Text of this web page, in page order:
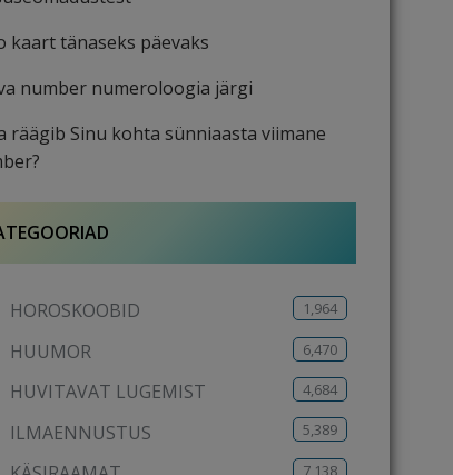
kaart tänaseks päevaks
number numeroloogia järgi
räägib Sinu kohta sünniaasta viimane
HOROSKOOBID 1,964
HUUMOR 6,470
HUVITAVAT LUGEMIST 4,684
ILMAENNUSTUS 5,389
7,138